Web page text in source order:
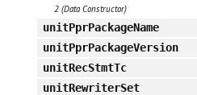
2 (Data Constructor)
unitPprPackageName
unitPprPackageVersion
unitRecStmtTc
unitRewriterSet